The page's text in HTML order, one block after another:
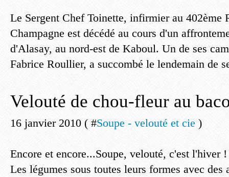
Le Sergent Chef Toinette, infirmier au 402ème
Champagne est décédé au cours d'un
d'Alasay, au nord-est de Kaboul. Un de ses
Fabrice Roullier, a succombé le lendemain de
Velouté de chou-fleur au
16 janvier 2010 ( #Soupe - velouté et cie )
Encore et encore...Soupe, velouté, c'est l'hiver
Les légumes sous toutes leurs formes avec des